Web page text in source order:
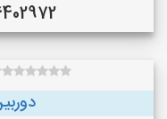
09176402972